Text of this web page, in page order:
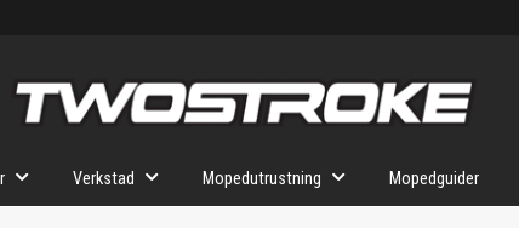
Verkstad Mopedutrustning Mopedguider